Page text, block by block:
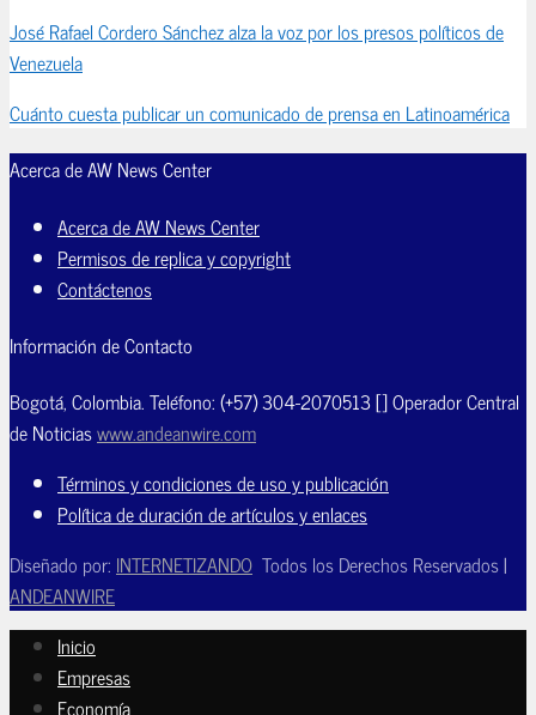
José Rafael Cordero Sánchez alza la voz por los presos políticos de
Venezuela
Cuánto cuesta publicar un comunicado de prensa en Latinoamérica
Acerca de AW News Center
Acerca de AW News Center
Permisos de replica y copyright
Contáctenos
Información de Contacto
Bogotá, Colombia. Teléfono: (+57) 304-2070513 [] Operador Central
de Noticiaswww.andeanwire.com
Términos y condiciones de uso y publicación
Política de duración de artículos y enlaces
Diseñado por: INTERNETIZANDO Todos los Derechos Reservados |
ANDEANWIRE
Inicio
Empresas
Economía